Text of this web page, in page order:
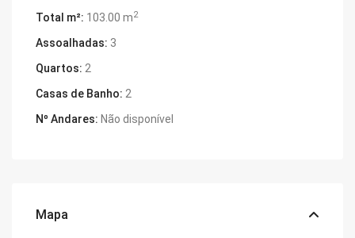
Total m²: 103.00 m2
Assoalhadas: 3
Quartos: 2
Casas de Banho: 2
Nº Andares: Não disponível
Mapa